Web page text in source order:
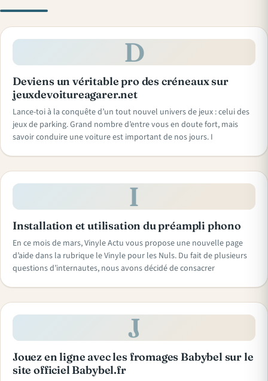
D
Deviens un véritable pro des créneaux sur
jeuxdevoitureagarer.net
Lance-toi à la conquête d’un tout nouvel univers de jeux : celui des
jeux de parking. Grand nombre d’entre vous en doute fort, mais
savoir conduire une voiture est important de nos jours. I
I
Installation et utilisation du préampli phono
En ce mois de mars, Vinyle Actu vous propose une nouvelle page
d’aide dans la rubrique le Vinyle pour les Nuls. Du fait de plusieurs
questions d’internautes, nous avons décidé de consacrer
J
Jouez en ligne avec les fromages Babybel sur le
site officiel Babybel.fr